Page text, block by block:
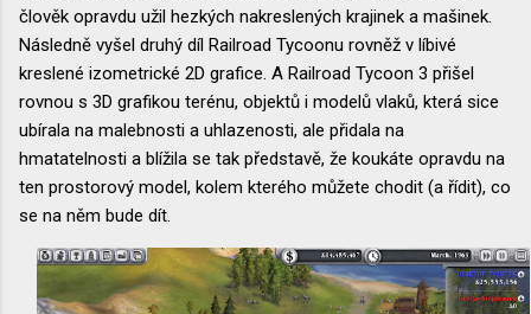
člověk opravdu užil hezkých nakreslených krajinek a mašinek.
Následně vyšel druhý díl Railroad Tycoonu rovněž v líbivé
kreslené izometrické 2D grafice. A Railroad Tycoon 3 přišel
rovnou s 3D grafikou terénu, objektů i modelů vlaků, která sice
ubírala na malebnosti a uhlazenosti, ale přidala na
hmatatelnosti a blížila se tak představě, že koukáte opravdu na
ten prostorový model, kolem kterého můžete chodit (a řídit), co
se na něm bude dít.